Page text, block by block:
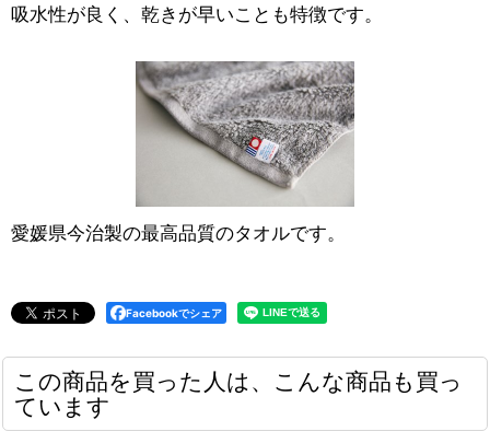
吸水性が良く、乾きが早いことも特徴です。
愛媛県今治製の最高品質のタオルです。
Facebookでシェア
この商品を買った人は、こんな商品も買っ
ています